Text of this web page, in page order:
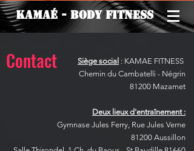
Kamaé - Body Fitness
Contact Siège social : KAMAE FITNESS
Chemin du Cambatelli - Négrin
81200 Mazamet
Deux lieux d'entraînement :
Gymnase Jules Ferry, Rue Jules Verne
81200 Aussillon